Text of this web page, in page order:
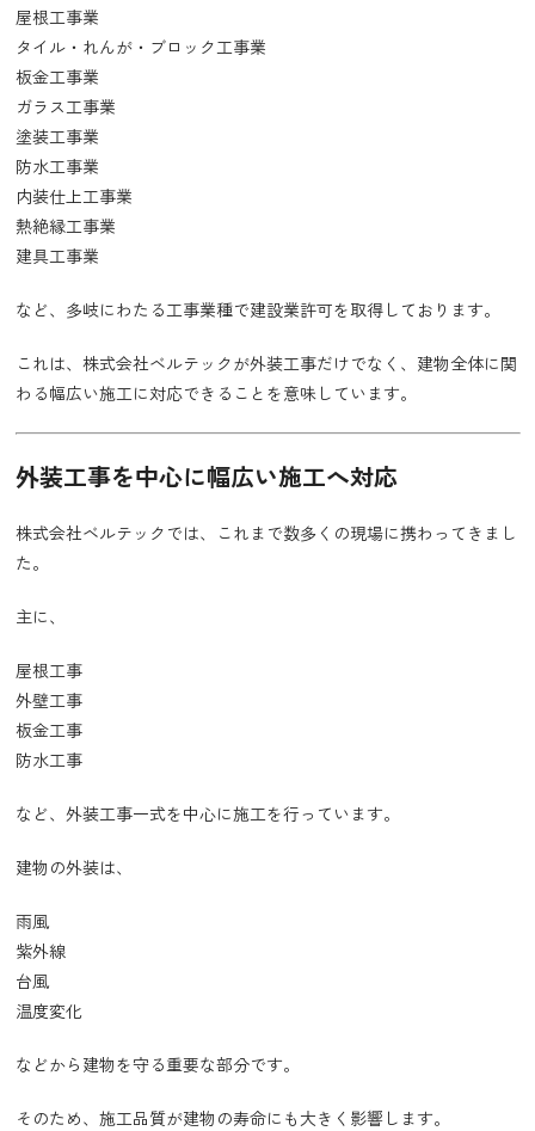
屋根工事業
タイル・れんが・ブロック工事業
板金工事業
ガラス工事業
塗装工事業
防水工事業
内装仕上工事業
熱絶縁工事業
建具工事業
など、多岐にわたる工事業種で建設業許可を取得しております。
これは、株式会社ベルテックが外装工事だけでなく、建物全体に関
わる幅広い施工に対応できることを意味しています。
外装工事を中心に幅広い施工へ対応
株式会社ベルテックでは、これまで数多くの現場に携わってきまし
た。
主に、
屋根工事
外壁工事
板金工事
防水工事
など、外装工事一式を中心に施工を行っています。
建物の外装は、
雨風
紫外線
台風
温度変化
などから建物を守る重要な部分です。
そのため、施工品質が建物の寿命にも大きく影響します。